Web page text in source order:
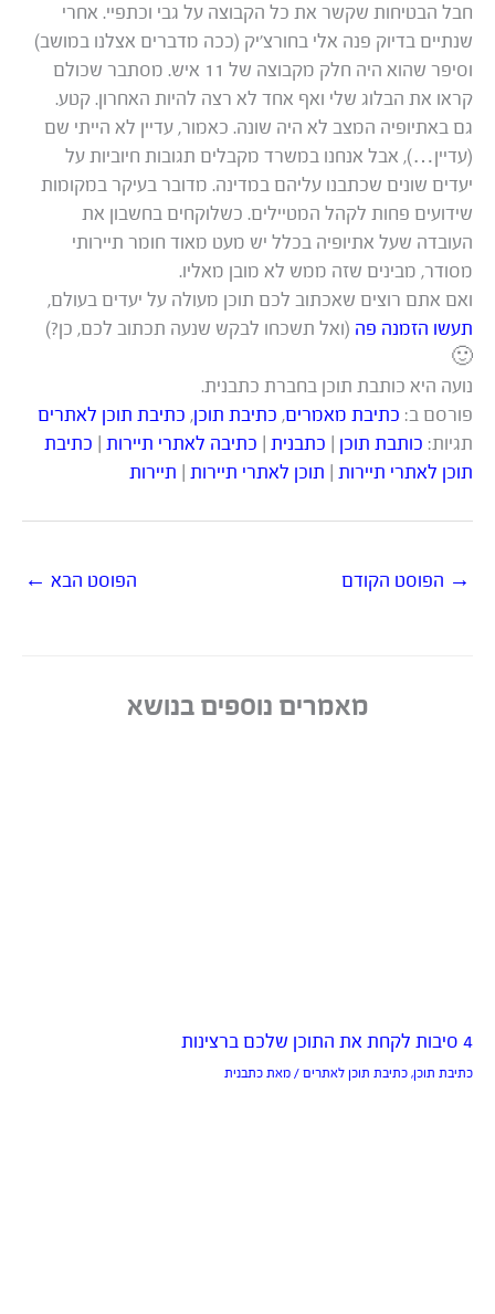
חבל הבטיחות שקשר את כל הקבוצה על גבי וכתפיי. אחרי
שנתיים בדיוק פנה אלי בחורצ’יק (ככה מדברים אצלנו במושב)
וסיפר שהוא היה חלק מקבוצה של 11 איש. מסתבר שכולם
קראו את הבלוג שלי ואף אחד לא רצה להיות האחרון. קטע.
גם באתיופיה המצב לא היה שונה. כאמור, עדיין לא הייתי שם
(עדיין…), אבל אנחנו במשרד מקבלים תגובות חיוביות על
יעדים שונים שכתבנו עליהם במדינה. מדובר בעיקר במקומות
שידועים פחות לקהל המטיילים. כשלוקחים בחשבון את
העובדה שעל אתיופיה בכלל יש מעט מאוד חומר תיירותי
מסודר, מבינים שזה ממש לא מובן מאליו.
ואם אתם רוצים שאכתוב לכם תוכן מעולה על יעדים בעולם,
תעשו הזמנה פה (ואל תשכחו לבקש שנעה תכתוב לכם, כן?)
🙂
נועה היא כותבת תוכן בחברת כתבנית.
פורסם ב: כתיבת מאמרים, כתיבת תוכן, כתיבת תוכן לאתרים
תגיות: כותבת תוכן כתבנית כתיבה לאתרי תיירות
כתיבת
תוכן לאתרי תיירות
תוכן לאתרי תיירות תיירות
→ הפוסט הקודם הפוסט הבא ←
מאמרים נוספים בנושא
4 סיבות לקחת את התוכן שלכם ברצינות
כתיבת תוכן, כתיבת תוכן לאתרים / מאת כתבנית